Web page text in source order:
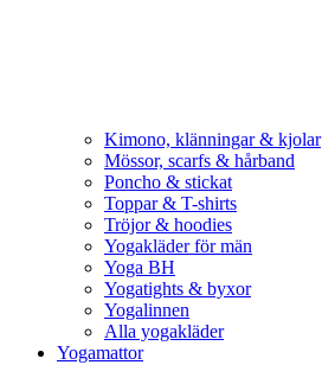
Kimono, klänningar & kjolar
Mössor, scarfs & hårband
Poncho & stickat
Toppar & T-shirts
Tröjor & hoodies
Yogakläder för män
Yoga BH
Yogatights & byxor
Yogalinnen
Alla yogakläder
Yogamattor